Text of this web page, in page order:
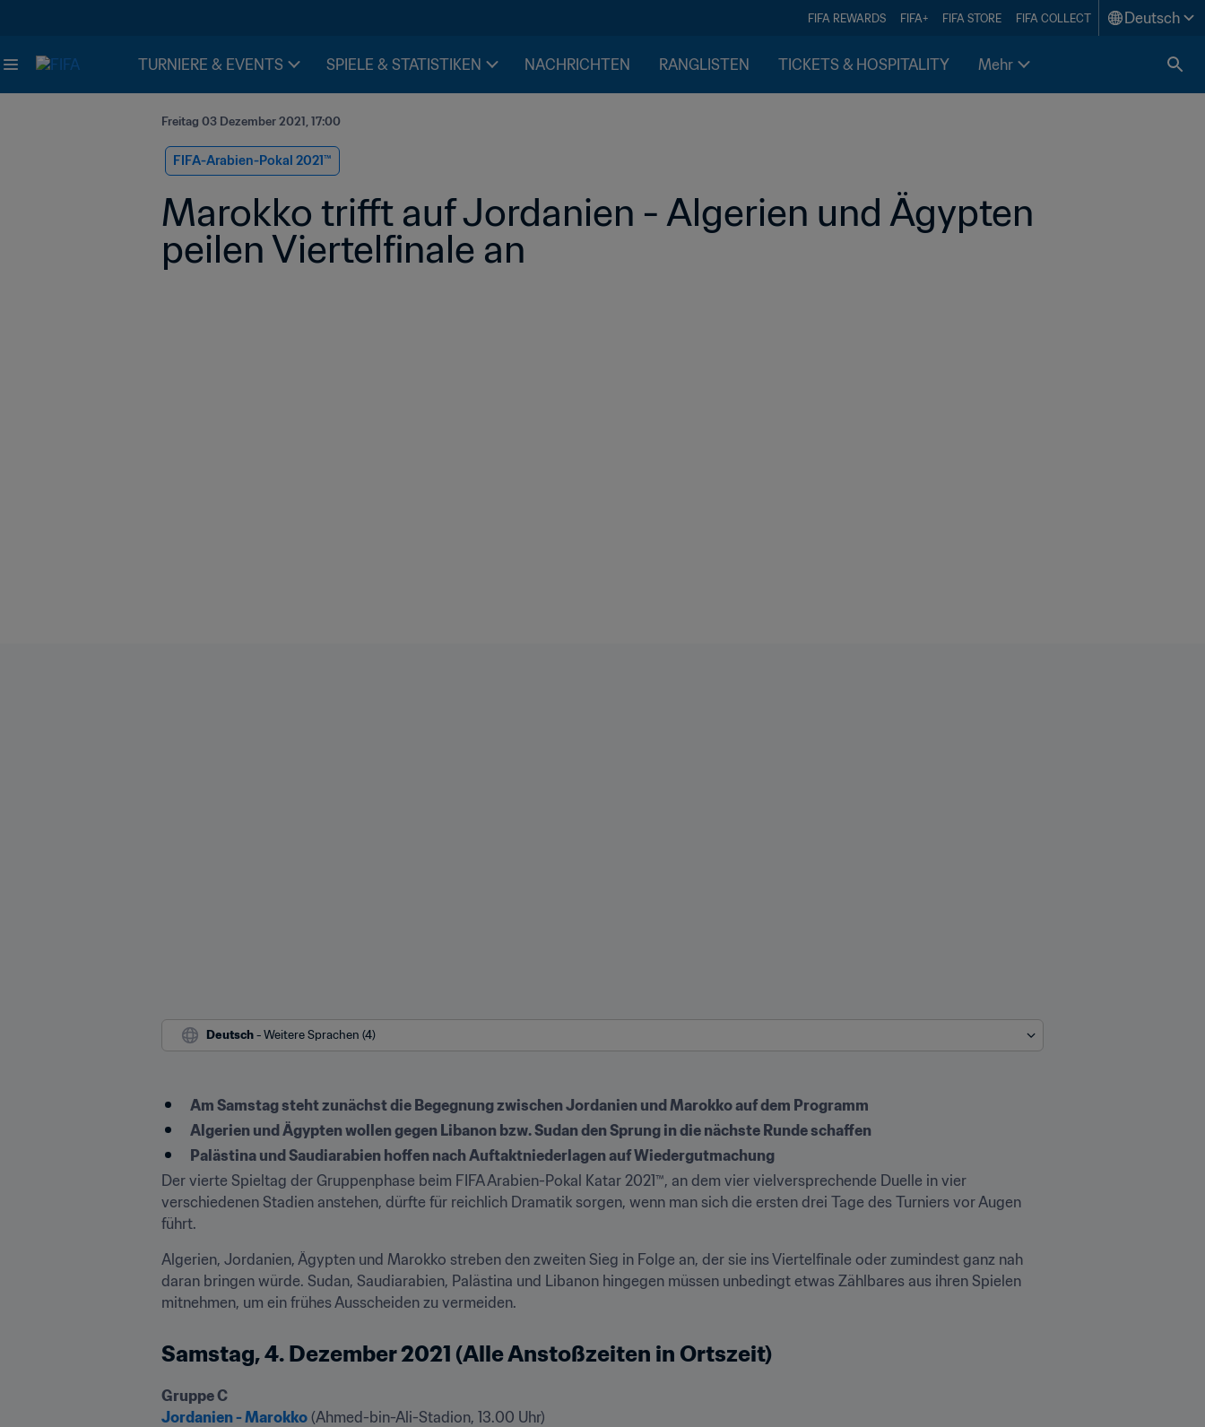
FIFA REWARDS FIFA+ FIFA STORE FIFA COLLECT Deutsch
TURNIERE & EVENTS SPIELE & STATISTIKEN NACHRICHTEN RANGLISTEN TICKETS & HOSPITALITY Mehr
Freitag 03 Dezember 2021, 17:00
FIFA-Arabien-Pokal 2021™️
Marokko trifft auf Jordanien - Algerien und Ägypten
peilen Viertelfinale an
Deutsch - Weitere Sprachen (4)
Am Samstag steht zunächst die Begegnung zwischen Jordanien und Marokko auf dem Programm
Algerien und Ägypten wollen gegen Libanon bzw. Sudan den Sprung in die nächste Runde schaffen
Palästina und Saudiarabien hoffen nach Auftaktniederlagen auf Wiedergutmachung
Der vierte Spieltag der Gruppenphase beim FIFA Arabien-Pokal Katar 2021™, an dem vier vielversprechende Duelle in vier
verschiedenen Stadien anstehen, dürfte für reichlich Dramatik sorgen, wenn man sich die ersten drei Tage des Turniers vor Augen
führt.
Algerien, Jordanien, Ägypten und Marokko streben den zweiten Sieg in Folge an, der sie ins Viertelfinale oder zumindest ganz nah
daran bringen würde. Sudan, Saudiarabien, Palästina und Libanon hingegen müssen unbedingt etwas Zählbares aus ihren Spielen
mitnehmen, um ein frühes Ausscheiden zu vermeiden.
Samstag, 4. Dezember 2021 (Alle Anstoßzeiten in Ortszeit)
Jordanien - Marokko